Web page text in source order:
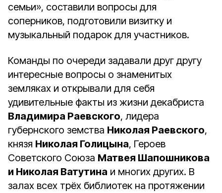
семьи», составили вопросы для
соперников, подготовили визитку и
музыкальный подарок для участников.
Команды по очереди задавали друг другу
интересные вопросы о знаменитых
земляках и открывали для себя
удивительные факты из жизни декабриста
Владимира Раевского, лидера
губернского земства Николая Раевского,
князя Николая Голицына, Героев
Советского Союза Матвея Шапошникова
и Николая Ватутина и многих других. В
залах всех трёх библиотек на протяжении